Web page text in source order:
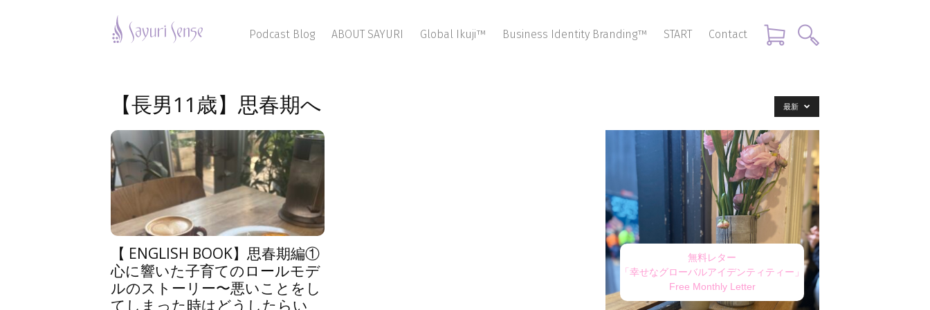
Podcast Blog
ABOUT SAYURI Global Ikuji™ Business Identity Branding™ START Contact
【長男11歳】思春期へ 最新
【 ENGLISH BOOK】思春期編①
心に響いた子育てのロールモデ
ルのストーリー〜悪いことをし
てしまった時はどうしたらい
無料レター
「幸せなグローバルアイデンティティー」
Free Monthly Letter